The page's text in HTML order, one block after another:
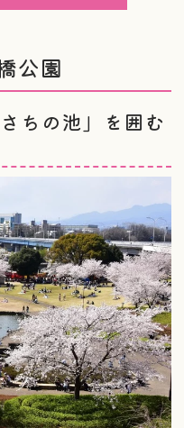
公園
ちの池」を囲む